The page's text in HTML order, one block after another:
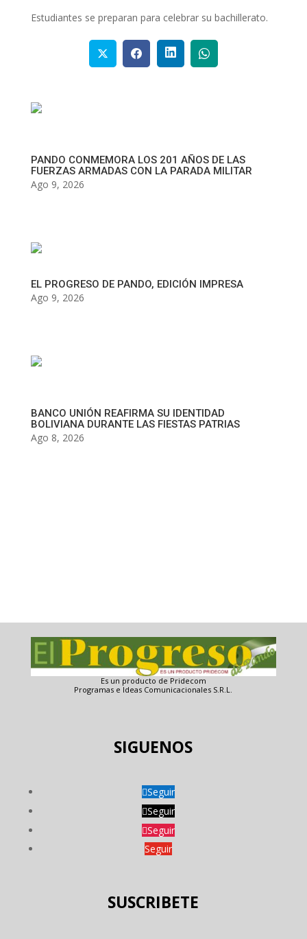
Estudiantes se preparan para celebrar su bachillerato.
PANDO CONMEMORA LOS 201 AÑOS DE LAS
FUERZAS ARMADAS CON LA PARADA MILITAR
Ago 9, 2026
EL PROGRESO DE PANDO, EDICIÓN IMPRESA
Ago 9, 2026
BANCO UNIÓN REAFIRMA SU IDENTIDAD
BOLIVIANA DURANTE LAS FIESTAS PATRIAS
Ago 8, 2026
Es un producto de Pridecom
Programas e Ideas Comunicacionales S.R.L.
SIGUENOS
Seguir
Seguir
Seguir
Seguir
SUSCRIBETE